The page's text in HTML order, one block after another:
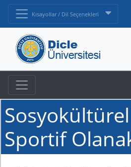
Kısayollar / Dil Seçenekleri
Sportif